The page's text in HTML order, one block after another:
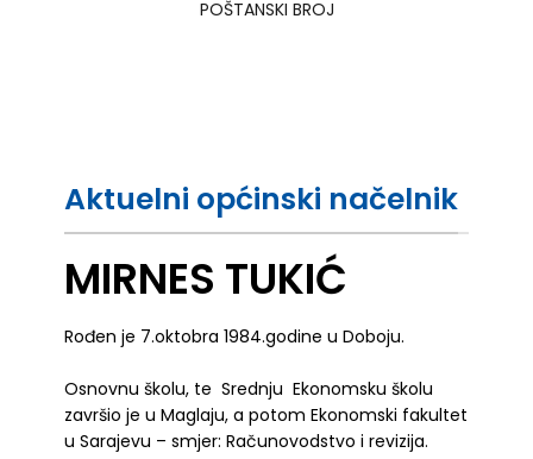
POŠTANSKI BROJ
Aktuelni općinski načelnik
MIRNES TUKIĆ
Rođen je 7.oktobra 1984.godine u Doboju.
Osnovnu školu, te Srednju Ekonomsku školu
završio je u Maglaju, a potom Ekonomski fakultet
u Sarajevu – smjer: Računovodstvo i revizija.